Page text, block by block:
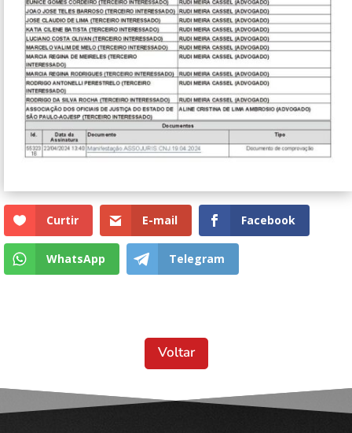
Curtir E-mail Facebook
WhatsApp Telegram
Voltar